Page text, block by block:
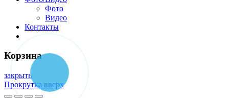
Фото
Видео
Контакты
Корзина
закрыть
Прокрутка вверх